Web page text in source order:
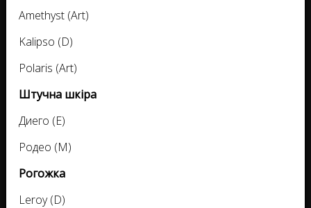
Amethyst (Art)
Kalipso (D)
Polaris (Art)
Штучна шкіра
Диего (E)
Родео (M)
Рогожка
Leroy (D)